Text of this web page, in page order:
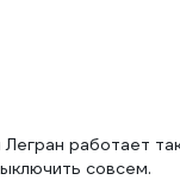
работает
совсем.